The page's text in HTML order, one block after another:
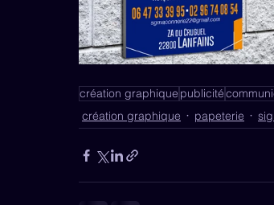
création graphique publicité
création graphique
papeterie